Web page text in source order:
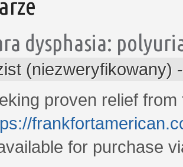
dysphasia:
(niezweryfikowany)
proven relief
for purchase